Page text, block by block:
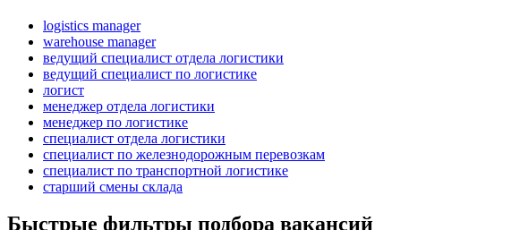
logistics manager
warehouse manager
ведущий специалист отдела логистики
ведущий специалист по логистике
логист
менеджер отдела логистики
менеджер по логистике
специалист отдела логистики
специалист по железнодорожным перевозкам
специалист по транспортной логистике
старший смены склада
Быстрые фильтры подбора вакансий